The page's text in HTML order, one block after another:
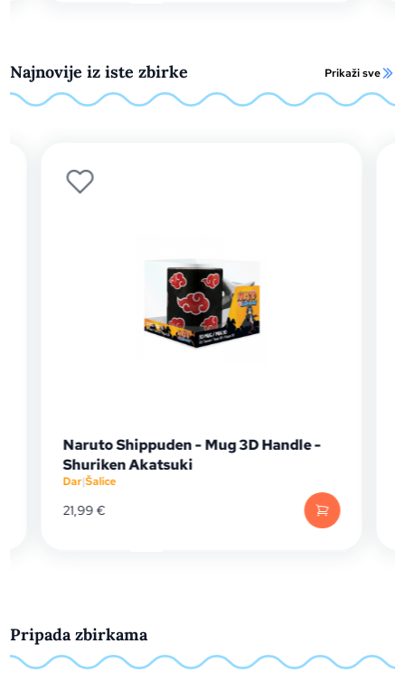
Najnovije iz iste zbirke Prikaži sve
Naruto Shippuden - Mug 3D Handle -
Shuriken Akatsuki
Dar|Šalice
21,99€
Pripada zbirkama